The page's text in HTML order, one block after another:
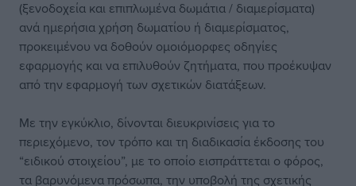
(ξενοδοχεία και επιπλωμένα δωμάτια / διαμερίσματα)
ανά ημερήσια χρήση δωματίου ή διαμερίσματος,
προκειμένου να δοθούν ομοιόμορφες οδηγίες
εφαρμογής και να επιλυθούν ζητήματα, που προέκυψαν
από την εφαρμογή των σχετικών διατάξεων.
Με την εγκύκλιο, δίνονται διευκρινίσεις για το
περιεχόμενο, τον τρόπο και τη διαδικασία έκδοσης του
“ειδικού στοιχείου”, με το οποίο εισπράττεται ο φόρος,
τα βαρυνόμενα πρόσωπα, την υποβολή της σχετικής